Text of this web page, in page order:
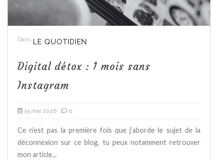
Dans LE QUOTIDIEN
Digital détox : 1 mois sans
Instagram
15 mai 2026 0
Ce n’est pas la première fois que j’aborde le sujet de la
déconnexion sur ce blog, tu peux notamment retrouver
mon article...